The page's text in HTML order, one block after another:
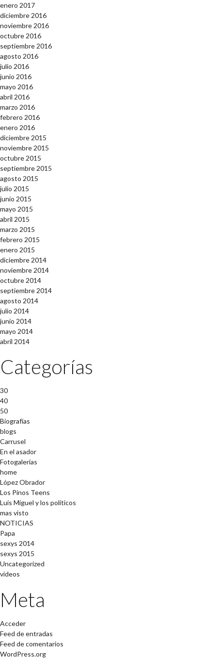
enero 2017
diciembre 2016
noviembre 2016
octubre 2016
septiembre 2016
agosto 2016
julio 2016
junio 2016
mayo 2016
abril 2016
marzo 2016
febrero 2016
enero 2016
diciembre 2015
noviembre 2015
octubre 2015
septiembre 2015
agosto 2015
julio 2015
junio 2015
mayo 2015
abril 2015
marzo 2015
febrero 2015
enero 2015
diciembre 2014
noviembre 2014
octubre 2014
septiembre 2014
agosto 2014
julio 2014
junio 2014
mayo 2014
abril 2014
Categorías
30
40
50
Biografías
blogs
Carrusel
En el asador
Fotogalerías
home
López Obrador
Los Pinos Teens
Luis Miguel y los políticos
mas visto
NOTICIAS
Papa
sexys 2014
sexys 2015
Uncategorized
videos
Meta
Acceder
Feed de entradas
Feed de comentarios
WordPress.org